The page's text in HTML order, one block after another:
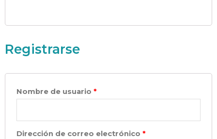
Registrarse
Nombre de usuario *
Dirección de correo electrónico *